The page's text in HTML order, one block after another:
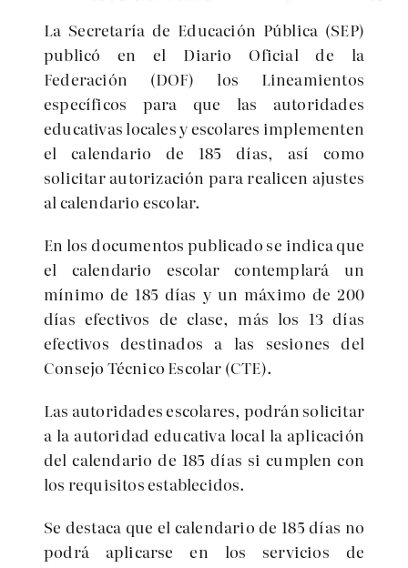
La Secretaría de Educación Pública (SEP)
publicó en el Diario Oficial de la
Federación (DOF) los Lineamientos
específicos para que las autoridades
educativas locales y escolares implementen
el calendario de 185 días, así como
solicitar autorización para realicen ajustes
al calendario escolar.
En los documentos publicado se indica que
el calendario escolar contemplará un
mínimo de 185 días y un máximo de 200
días efectivos de clase, más los 13 días
efectivos destinados a las sesiones del
Consejo Técnico Escolar (CTE).
Las autoridades escolares, podrán solicitar
a la autoridad educativa local la aplicación
del calendario de 185 días si cumplen con
los requisitos establecidos.
Se destaca que el calendario de 185 días no
podrá aplicarse en los servicios de